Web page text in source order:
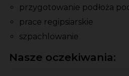
przygotowanie podłoża
prace regipsiarskie
szpachlowanie
Nasze oczekiwania: